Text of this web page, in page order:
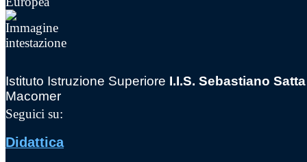
Istituto Istruzione Superiore I.I.S. Sebastiano Satta
Macomer
Seguici su:
Didattica